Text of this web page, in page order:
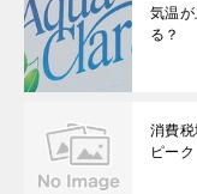
気温
る？
消費
ピーク